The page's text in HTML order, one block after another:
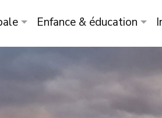
Enfance & éducation